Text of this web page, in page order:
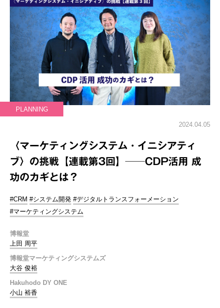
PLANNING
2024.04.05
〈マーケティングシステム・イニシアティ
ブ〉の挑戦【連載第3回】──CDP活用 成
功のカギとは？
#CRM #システム開発 #デジタルトランスフォーメーション
#マーケティングシステム
博報堂
上田 周平
博報堂マーケティングシステムズ
大谷 俊裕
Hakuhodo DY ONE
小山 裕香